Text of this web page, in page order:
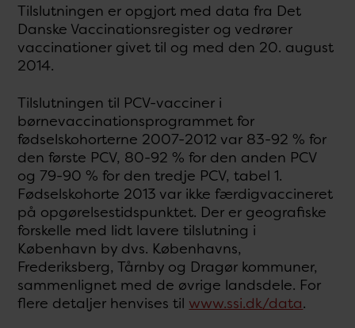
Tilslutningen er opgjort med data fra Det
Danske Vaccinationsregister og vedrører
vaccinationer givet til og med den 20. august
2014.
Tilslutningen til PCV-vacciner i
børnevaccinationsprogrammet for
fødselskohorterne 2007-2012 var 83-92 % for
den første PCV, 80-92 % for den anden PCV
og 79-90 % for den tredje PCV, tabel 1.
Fødselskohorte 2013 var ikke færdigvaccineret
på opgørelsestidspunktet. Der er geografiske
forskelle med lidt lavere tilslutning i
København by dvs. Københavns,
Frederiksberg, Tårnby og Dragør kommuner,
sammenlignet med de øvrige landsdele. For
flere detaljer henvises til www.ssi.dk/data.